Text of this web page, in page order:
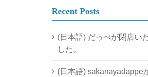
Recent Posts
(日本語) だっぺが閉店い
した。
(日本語) sakanayadappe